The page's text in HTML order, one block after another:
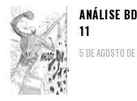
ANÁLISE
11
5 DE AGOSTO